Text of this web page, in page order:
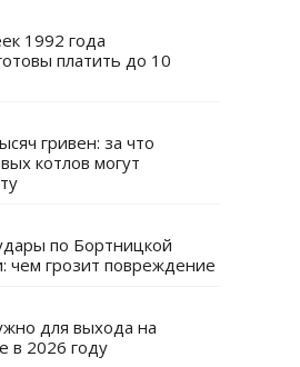
1992 года
платить до 10
гривен: за что
котлов могут
по Бортницкой
чем грозит повреждение
для выхода на
в 2026 году